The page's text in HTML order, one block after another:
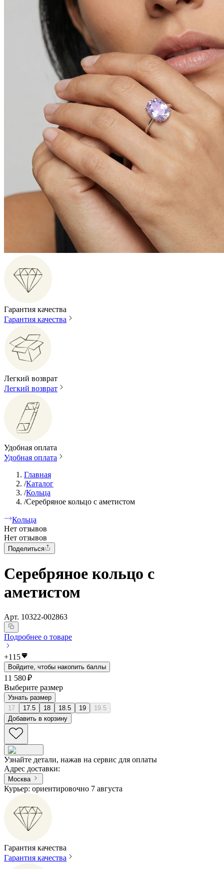
Гарантия качества
Гарантия качества
Легкий возврат
Легкий возврат
Удобная оплата
Удобная оплата
Главная
/Каталог
/Кольца
/Серебряное кольцо с аметистом
Кольца
Нет отзывов
Нет отзывов
Поделиться
Серебряное кольцо с
аметистом
Арт. 10322-002863
Подробнее о товаре
+115
Войдите, чтобы накопить баллы
11 580 ₽
Выберите размер
Узнать размер
17
17.5 18 18.5 19
19.5
Добавить в корзину
Узнайте детали, нажав на сервис для оплаты
Адрес доставки:
Москва
Курьер: ориентировочно 7 августа
Гарантия качества
Гарантия качества